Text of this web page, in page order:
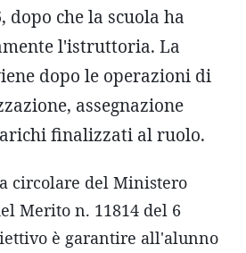
, dopo che la scuola ha
l'istruttoria. La
dopo le operazioni di
assegnazione
finalizzati al ruolo.
circolare del Ministero
Merito n. 11814 del 6
è garantire all'alunno